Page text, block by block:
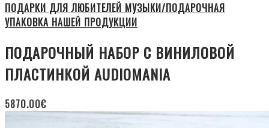
ПОДАРКИ ДЛЯ ЛЮБИТЕЛЕЙ МУЗЫКИ/ПОДАРОЧНАЯ
УПАКОВКА НАШЕЙ ПРОДУКЦИИ
ПОДАРОЧНЫЙ НАБОР С ВИНИЛОВОЙ
ПЛАСТИНКОЙ AUDIOMANIA
5870.00€